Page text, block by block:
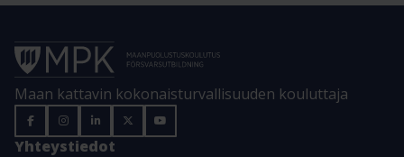
Maan kattavin kokonaisturvallisuuden kouluttaja
Yhteystiedot